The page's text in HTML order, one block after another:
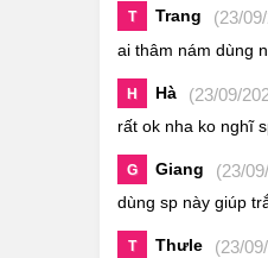
T Trang (23/
ai thâm nám dùng
H Hà (23/09/
rất ok nha ko nghĩ
G Giang (23/
dùng sp này giúp
T Thưle (23/